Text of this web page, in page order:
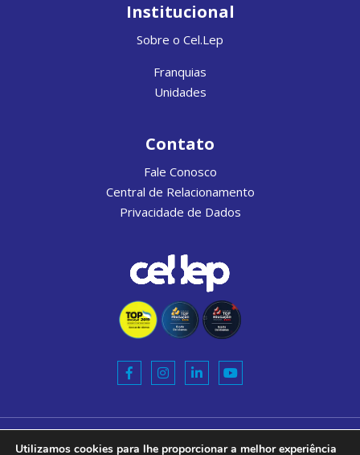
Institucional
Sobre o Cel.Lep
Franquias
Unidades
Contato
Fale Conosco
Central de Relacionamento
Privacidade de Dados
CEL-LEP ENSINO DE IDIOMAS S.A.
Utilizamos cookies para lhe proporcionar a melhor experiência